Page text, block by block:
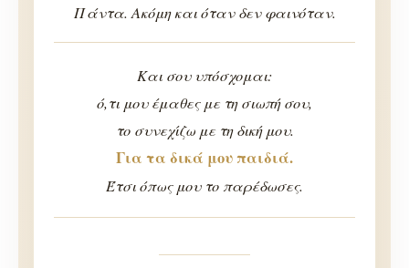
Πάντα. Ακόμη και όταν δεν φαινόταν.
Και σου υπόσχομαι:
ό,τι μου έμαθες με τη σιωπή σου,
το συνεχίζω με τη δική μου.
Για τα δικά μου παιδιά.
Έτσι όπως μου το παρέδωσες.